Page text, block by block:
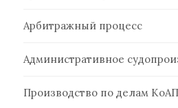
Арбитражный процесс
Административное
Производство по делам